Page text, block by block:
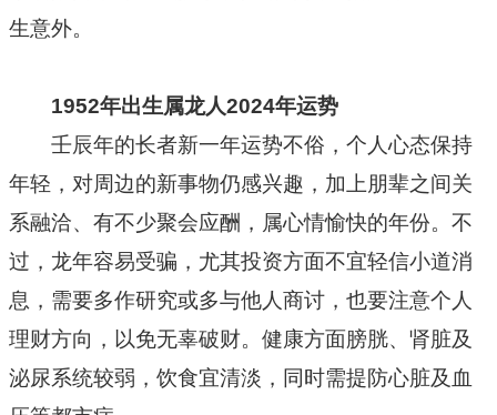
生意外。
1952年出生属龙人2024年运势
壬辰年的长者新一年运势不俗，个人心态保持
年轻，对周边的新事物仍感兴趣，加上朋辈之间关
系融洽、有不少聚会应酬，属心情愉快的年份。不
过，龙年容易受骗，尤其投资方面不宜轻信小道消
息，需要多作研究或多与他人商讨，也要注意个人
理财方向，以免无辜破财。健康方面膀胱、肾脏及
泌尿系统较弱，饮食宜清淡，同时需提防心脏及血